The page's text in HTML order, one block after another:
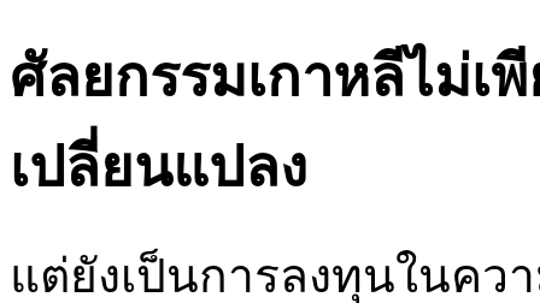
ศัลยกรรมเกาหลีไม่เ
เปลี่ยนแปลง
แต่ยังเป็นการลงทุนในค